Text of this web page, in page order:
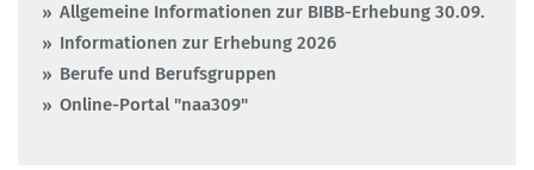
Allgemeine Informationen zur BIBB-Erhebung 30.09.
Informationen zur Erhebung 2026
Berufe und Berufsgruppen
Online-Portal "naa309"